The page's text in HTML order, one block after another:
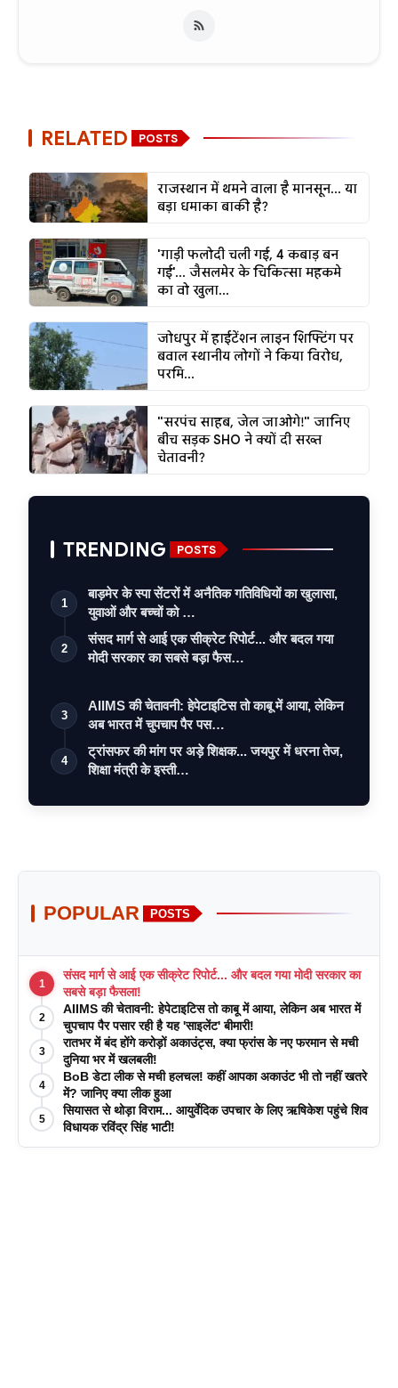
RELATED POSTS
राजस्थान में थमने वाला है मानसून... या
बड़ा धमाका बाकी है?
'गाड़ी फलोदी चली गई, 4 कबाड़ बन
गई'... जैसलमेर के चिकित्सा महकमे
का वो खुला...
जोधपुर में हाईटेंशन लाइन शिफ्टिंग पर
बवाल स्थानीय लोगों ने किया विरोध,
परमि...
"सरपंच साहब, जेल जाओगे!" जानिए
बीच सड़क SHO ने क्यों दी सख्त
चेतावनी?
TRENDING POSTS
1
बाड़मेर के स्पा सेंटरों में अनैतिक गतिविधियों का खुलासा,
युवाओं और बच्चों को …
2
संसद मार्ग से आई एक सीक्रेट रिपोर्ट... और बदल गया
मोदी सरकार का सबसे बड़ा फैस…
3
AIIMS की चेतावनी: हेपेटाइटिस तो काबू में आया, लेकिन
अब भारत में चुपचाप पैर पस…
4
ट्रांसफर की मांग पर अड़े शिक्षक... जयपुर में धरना तेज,
शिक्षा मंत्री के इस्ती…
POPULAR POSTS
1
संसद मार्ग से आई एक सीक्रेट रिपोर्ट... और बदल गया मोदी सरकार का
सबसे बड़ा फैसला!
2
AIIMS की चेतावनी: हेपेटाइटिस तो काबू में आया, लेकिन अब भारत में
चुपचाप पैर पसार रही है यह 'साइलेंट' बीमारी!
3
रातभर में बंद होंगे करोड़ों अकाउंट्स, क्या फ्रांस के नए फरमान से मची
दुनिया भर में खलबली!
4
BoB डेटा लीक से मची हलचल! कहीं आपका अकाउंट भी तो नहीं खतरे
में? जानिए क्या लीक हुआ
5
सियासत से थोड़ा विराम... आयुर्वेदिक उपचार के लिए ऋषिकेश पहुंचे शिव
विधायक रविंद्र सिंह भाटी!